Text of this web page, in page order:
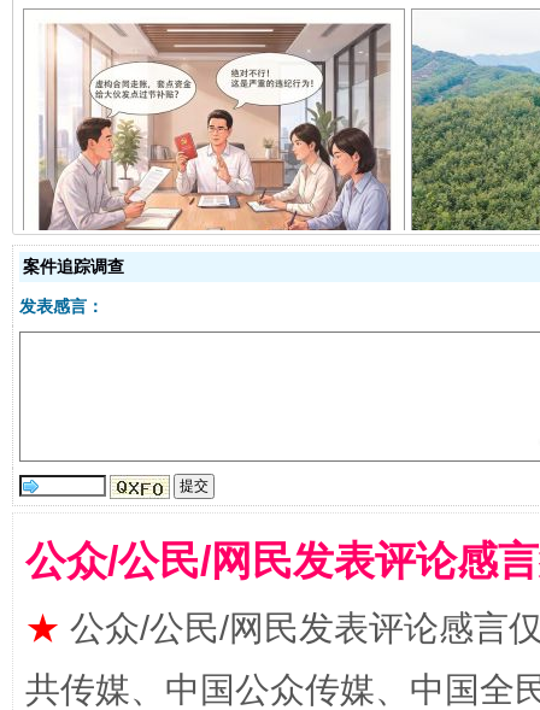
揭开“小金库”的免责幌子
受贿1.44亿！段成刚被判无期
案件追踪调查
发表感言：
公众/公民/网民发表评论感
★ 公众/公民/网民发表评论感言
共传媒、中国公众传媒、中国全